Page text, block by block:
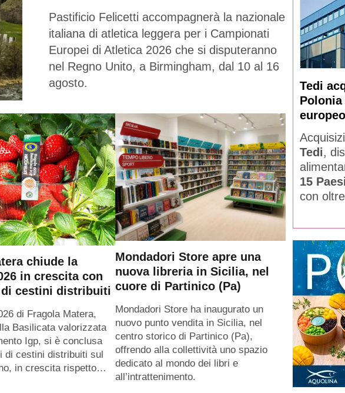
Pastificio Felicetti accompagnerà la nazionale
italiana di atletica leggera per i Campionati
Europei di Atletica 2026 che si disputeranno
nel Regno Unito, a Birmingham, dal 10 al 16
agosto.
chiude la
in crescita con
cestini distribuiti
di Fragola Matera,
Basilicata valorizzata
Igp, si è conclusa
di cestini distribuiti sul
in crescita rispetto…
Mondadori Store apre una
nuova libreria in Sicilia, nel
cuore di Partinico (Pa)
Mondadori Store ha inaugurato un
nuovo punto vendita in Sicilia, nel
centro storico di Partinico (Pa),
offrendo alla collettività uno spazio
dedicato al mondo dei libri e
all’intrattenimento.
Tedi
europeo
Tedi,
15
con oltre